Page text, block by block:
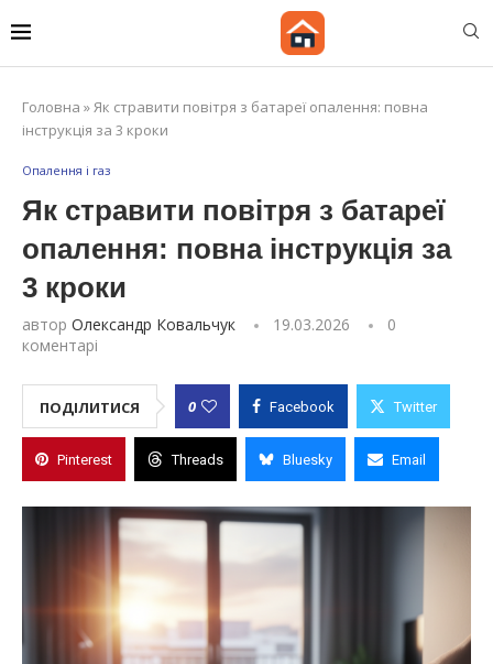
Головна »Як стравити повітря з батареї опалення: повна
інструкція за 3 кроки
Опалення і газ
Як стравити повітря з батареї
опалення: повна інструкція за
3 кроки
автор Олександр Ковальчук 19.03.2026
0
коментарі
ПОДІЛИТИСЯ 0 Facebook Twitter
Pinterest Threads Bluesky Email